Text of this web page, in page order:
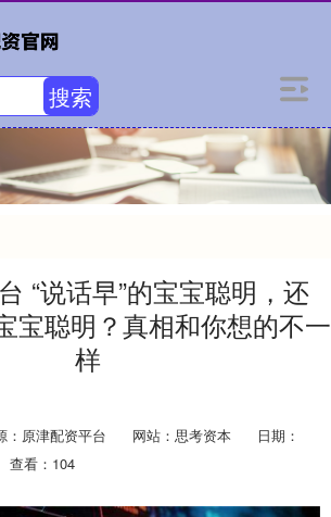
搜索
“说话早”的宝宝聪明，还
宝聪明？真相和你想的不一
样
：原津配资平台 网站：思考资本
日期：
查看：104